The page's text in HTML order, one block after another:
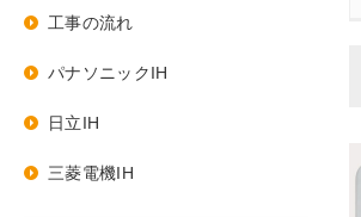
工事の流れ
パナソニックIH
日立IH
三菱電機IH